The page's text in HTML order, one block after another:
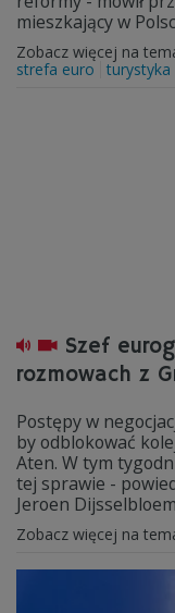
mieszkający w
Zobacz więcej na
strefa euro
turystyka
Szef
rozmowach z
Postępy w
by odblokować
Aten. W tym
tej sprawie -
Jeroen
Zobacz więcej na